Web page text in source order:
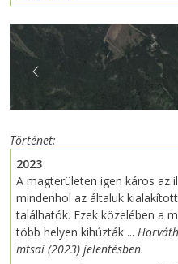
Previous
Történet
2023
A magterületen igen káros az
mindenhol az általuk
találhatók. Ezek közelében a
több helyen kihúzták ...
mtsai (2023) jelentésben.